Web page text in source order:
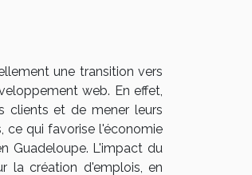
une transition vers
web. En effet,
clients et de mener leurs
ce qui favorise l'économie
Guadeloupe. L'impact du
la création d'emplois, en